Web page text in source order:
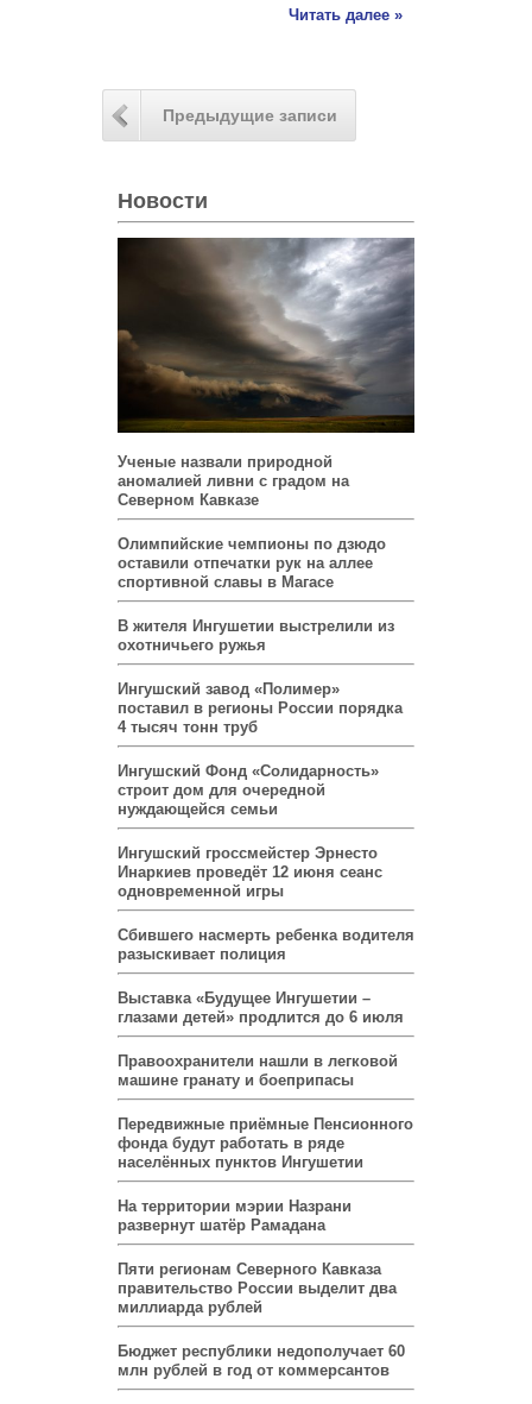
Читать далее »
Предыдущие записи
Новости
Ученые назвали природной
аномалией ливни с градом на
Северном Кавказе
Олимпийские чемпионы по дзюдо
оставили отпечатки рук на аллее
спортивной славы в Магасе
В жителя Ингушетии выстрелили из
охотничьего ружья
Ингушский завод «Полимер»
поставил в регионы России порядка
4 тысяч тонн труб
Ингушский Фонд «Солидарность»
строит дом для очередной
нуждающейся семьи
Ингушский гроссмейстер Эрнесто
Инаркиев проведёт 12 июня сеанс
одновременной игры
Сбившего насмерть ребенка водителя
разыскивает полиция
Выставка «Будущее Ингушетии –
глазами детей» продлится до 6 июля
Правоохранители нашли в легковой
машине гранату и боеприпасы
Передвижные приёмные Пенсионного
фонда будут работать в ряде
населённых пунктов Ингушетии
На территории мэрии Назрани
развернут шатёр Рамадана
Пяти регионам Северного Кавказа
правительство России выделит два
миллиарда рублей
Бюджет республики недополучает 60
млн рублей в год от коммерсантов